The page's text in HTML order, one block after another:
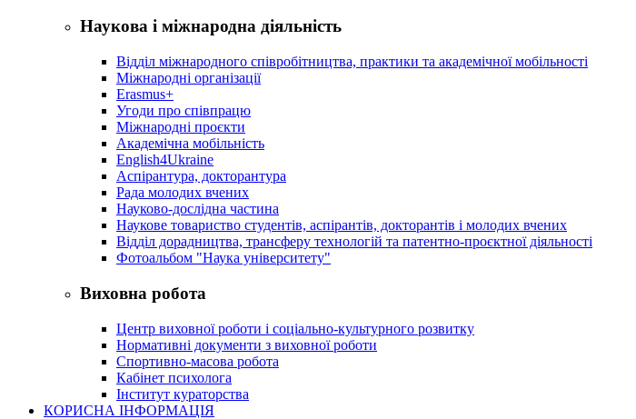
Наукова і міжнародна діяльність
Відділ міжнародного співробітництва, практики та академічної мобільності
Міжнародні організації
Erasmus+
Угоди про співпрацю
Міжнародні проєкти
Академічна мобільність
English4Ukraine
Аспірантура, докторантура
Рада молодих вчених
Науково-дослідна частина
Наукове товариство студентів, аспірантів, докторантів і молодих вчених
Відділ дорадництва, трансферу технологій та патентно-проєктної діяльності
Фотоальбом "Наука університету"
Виховна робота
Центр виховної роботи і соціально-культурного розвитку
Нормативні документи з виховної роботи
Спортивно-масова робота
Кабінет психолога
Інститут кураторства
КОРИСНА ІНФОРМАЦІЯ